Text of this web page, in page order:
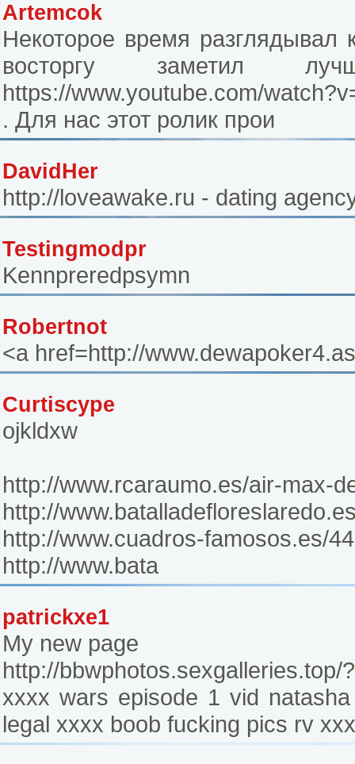
Artemcok
Некоторое время разглядывал
восторгу заметил
https://www.youtube.com/
. Для нас этот ролик прои
DavidHer
http://loveawake.ru - dating
Testingmodpr
Kennpreredpsymn
Robertnot
<a href=http://
Curtiscype
ojkldxw
http://www.rcaraumo.es/air-max-
http://
http://www.cuadros-famosos.es/
http://www.bata
patrickxe1
My new page
http://bbwphotos.sexgalleries.top/
xxxx wars episode 1 vid
legal xxxx boob fucking pics rv